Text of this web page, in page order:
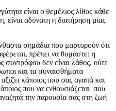
είναι ο θεμέλιος λίθος κάθε
είναι αδύνατη η διατήρηση μίας
σημάδια που μαρτυρούν ότι
πρέπει να θυμάστε: η
συντρόφου δεν είναι λάθος, ούτε
και τα συναισθήματα
κάποιος που σας αγαπά και
που να ενθουσιάζεται που
την παρουσία σας στη ζωή